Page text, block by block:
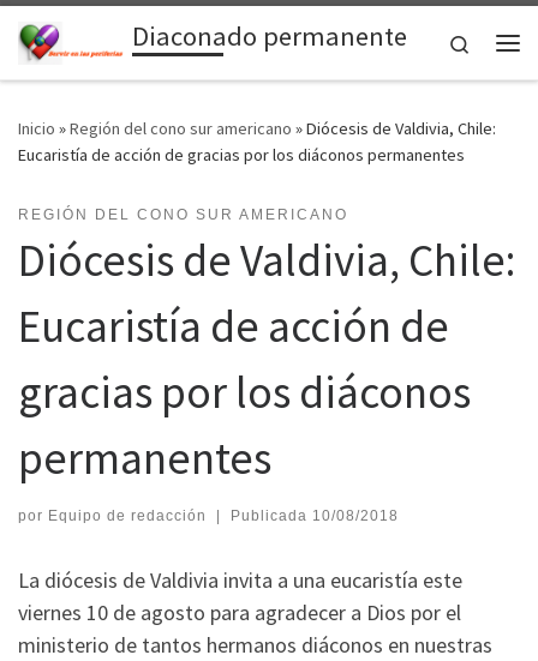
Saltar al contenidoDiaconado permanente
Search
Inicio »Región del cono sur americano »Diócesis de Valdivia, Chile:
Eucaristía de acción de gracias por los diáconos permanentes
REGIÓN DEL CONO SUR AMERICANO
Diócesis de Valdivia, Chile:
Eucaristía de acción de
gracias por los diáconos
permanentes
por Equipo de redacción | Publicada 10/08/2018
La diócesis de Valdivia invita a una eucaristía este
viernes 10 de agosto para agradecer a Dios por el
ministerio de tantos hermanos diáconos en nuestras